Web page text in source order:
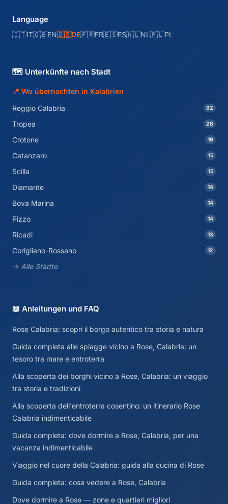
Language
🇮🇹IT🇬🇧EN🇩🇪DE🇫🇷FR🇪🇸ES🇳🇱NL🇵🇱PL
🗺️ Unterkünfte nach Stadt
📍 Wo übernachten in Kalabrien
Reggio Calabria
92
Tropea 28
Crotone 19
Catanzaro 15
Scilla 15
Diamante 14
Bova Marina 14
Pizzo 14
Ricadi 13
Corigliano-Rossano 12
→ Alle Städte
📖 Anleitungen und FAQ
Rose Calabria: scopri il borgo autentico tra storia e natura
Guida completa alle spiagge vicino a Rose, Calabria: un
tesoro tra mare e entroterra
Alla scoperta dei borghi vicino a Rose, Calabria: un viaggio
tra storia e tradizioni
Alla scoperta dell'entroterra cosentino: un itinerario Rose
Calabria indimenticabile
Guida completa: dove dormire a Rose, Calabria, per una
vacanza indimenticabile
Viaggio nel cuore della Calabria: guida alla cucina di Rose
Guida completa: cosa vedere a Rose, Calabria
Dove dormire a Rose — zone e quartieri migliori